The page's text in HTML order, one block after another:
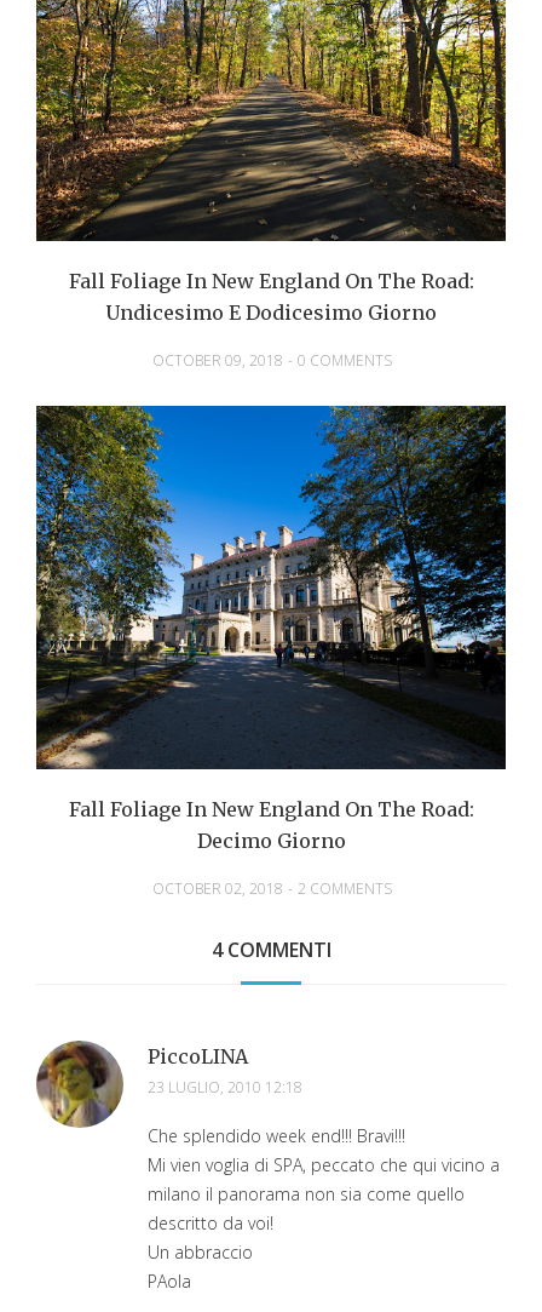
Fall Foliage In New England On The Road:
Undicesimo E Dodicesimo Giorno
OCTOBER 09, 2018 - 0 COMMENTS
Fall Foliage In New England On The Road:
Decimo Giorno
OCTOBER 02, 2018 - 2 COMMENTS
4 COMMENTI
PiccoLINA
23 LUGLIO, 2010 12:18
Che splendido week end!!! Bravi!!!
Mi vien voglia di SPA, peccato che qui vicino a
milano il panorama non sia come quello
descritto da voi!
Un abbraccio
PAola